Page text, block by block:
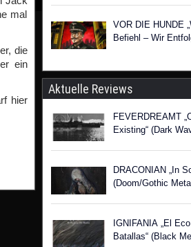
mal
die
ein
hier
VOR DIE HUNDE
Befiehl – Wir
Aktuelle Reviews
FEVERDREAMT
Existing“ (Dark
DRACONIAN „In
(Doom/Gothic
IGNIFANIA „El
Batallas“ (Black